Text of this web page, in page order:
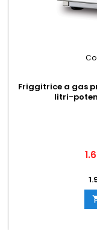
Friggitrice a gas
litri-